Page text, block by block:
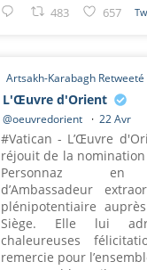
483 657
Artsakh-Karabagh Retweeté
L'Œuvre d'Orient
@oeuvredorient · 22 Avr
#Vatican - L’Œuvre
réjouit de la
Personnaz en
d’Ambassadeur
plénipotentiaire
Siège. Elle lui
chaleureuses
remercie pour